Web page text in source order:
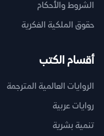
الشروط والأحكام
حقوق الملكية الفكرية
أقسام الكتب
الروايات العالمية المترجمة
روايات عربية
تنمية بشرية